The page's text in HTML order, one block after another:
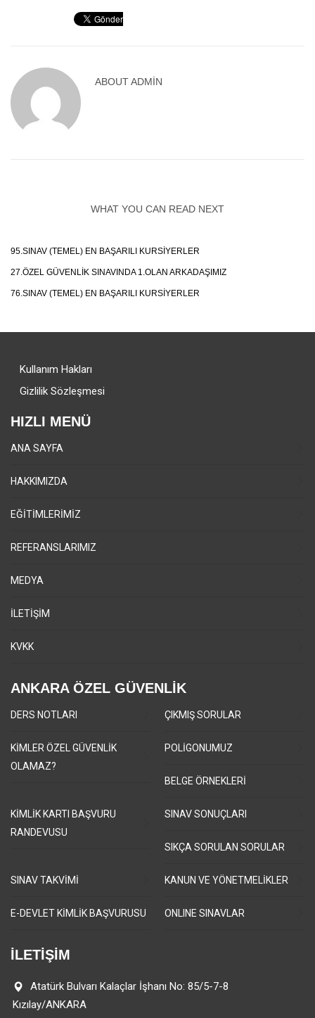
ABOUTADMIN
WHAT YOU CAN READ NEXT
95.SINAV (TEMEL) EN BAŞARILI KURSIYERLER
27.ÖZEL GÜVENLIK SINAVINDA 1.OLAN ARKADAŞIMIZ
76.SINAV (TEMEL) EN BAŞARILI KURSIYERLER
Kullanım Hakları
Gizlilik Sözleşmesi
HIZLI MENÜ
ANA SAYFA
HAKKIMIZDA
EĞİTİMLERİMİZ
REFERANSLARIMIZ
MEDYA
İLETİŞİM
KVKK
ANKARA ÖZEL GÜVENLİK
DERS NOTLARI ÇIKMIŞ SORULAR
KİMLER ÖZEL GÜVENLİK
OLAMAZ?
POLİGONUMUZ
BELGE ÖRNEKLERİ
KİMLİK KARTI BAŞVURU
RANDEVUSU
SINAV SONUÇLARI
SIKÇA SORULAN SORULAR
SINAV TAKVİMİ KANUN VE YÖNETMELİKLER
E-DEVLET KİMLİK BAŞVURUSU ONLINE SINAVLAR
İLETİŞİM
Atatürk Bulvarı Kalaçlar İşhanı No: 85/5-7-8
Kızılay/ANKARA